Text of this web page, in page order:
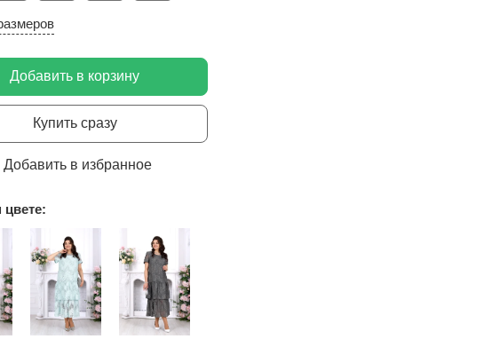
Добавить в корзину
Купить сразу
Добавить в избранное
цвете: